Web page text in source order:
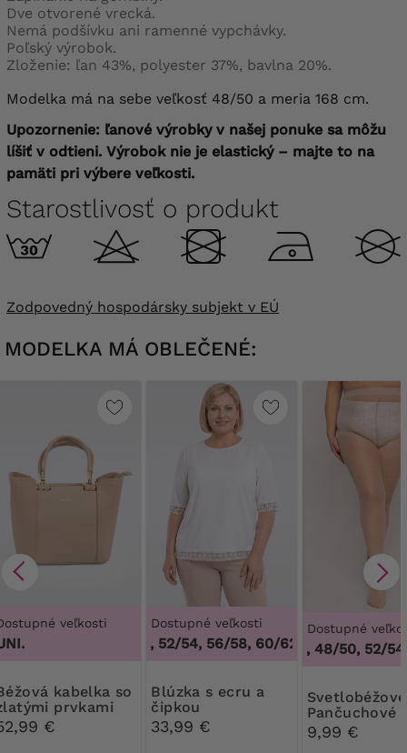
Dve otvorené vrecká.
Nemá podšívku ani ramenné vypchávky.
Poľský výrobok.
Zloženie: ľan 43%, polyester 37%, bavlna 20%.
Modelka má na sebe veľkosť 48/50 a meria 168 cm.
Upozornenie: ľanové výrobky v našej ponuke sa môžu
líšiť v odtieni. Výrobok nie je elastický – majte to na
pamäti pri výbere veľkosti.
Starostlivosť o produkt
Zodpovedný hospodársky subjekt v EÚ
MODELKA MÁ OBLEČENÉ:
veľkosti
so
prvkami
€
Dostupné veľkosti
48/50, 52/54, 56/58, 60/62, 48/50, 52/54,
Blúzka s ecru a
čipkou
33,99 €
Dostupné
44/46, 48/50, 52/54,
Svetlobéžové
Pančuchové
nohavice
30 DEN
9,99 €